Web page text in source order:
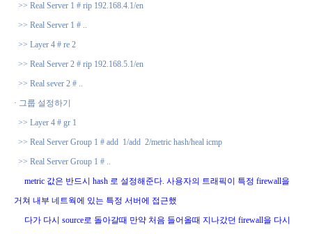
>> Real Server 1 # rip 192.168.4.1/en
>> Real Server 1 # ..
>> Layer 4 # re 2
>> Real Server 2 # rip 192.168.5.1/en
>> Real sever 2 # ..
· 그룹 설정하기
>> Layer 4 # gr 1
>> Real Server Group 1 # add 1/add 2/metric hash/heal icmp
>> Real Server Group 1 # ..
metric 값은 반드시 hash 로 설정해준다. 사용자의 트래픽이 특정 firewall을
거쳐 내부 네트웍에 있는 특정 서버에 접근했
다가 다시 source로 돌아갈때 만약 처음 들어올때 지나갔던 firewall을 다시